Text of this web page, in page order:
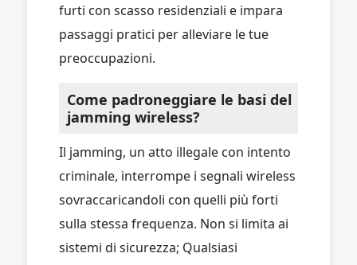
furti con scasso residenziali e impara
passaggi pratici per alleviare le tue
preoccupazioni.
Come padroneggiare le basi del
jamming wireless?
Il jamming, un atto illegale con intento
criminale, interrompe i segnali wireless
sovraccaricandoli con quelli più forti
sulla stessa frequenza. Non si limita ai
sistemi di sicurezza; Qualsiasi